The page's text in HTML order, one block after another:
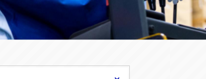
正社員(中途)採用